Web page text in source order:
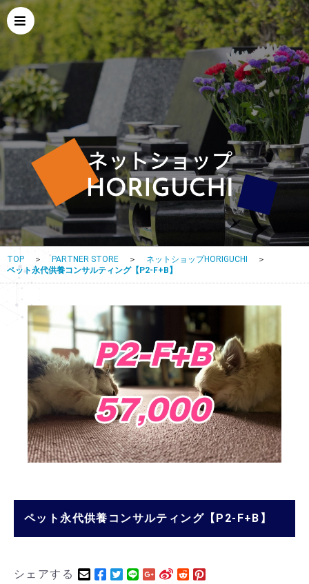
TOP ＞ PARTNER STORE ＞ ネットショップHORIGUCHI
＞
ペット永代供養コンサルティング【P2-F+B】
ペット永代供養コンサルティング【P2-F+B】
シェアする